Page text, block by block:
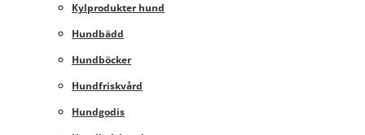
Kylprodukter hund
Hundbädd
Hundböcker
Hundfriskvård
Hundgodis